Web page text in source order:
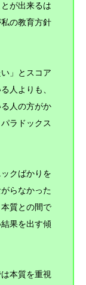
が出来るは
の教育方針
」とスコア
人よりも、
人の方がか
ラドックス
クばかりを
らなかった
質との間で
果を出す傾
本質を重視